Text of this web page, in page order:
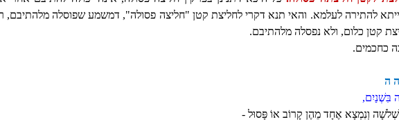
להתירה לעלמא. והאי תנא דקרי לחליצת קטן "חליצה פסולה", דמשמע שפוסלה מלהתיבם,
קטן כלום, ולא נפסלה מלהתיבם.
כחכמים.
ה
בִּשְׁנַיִם,
וְנִמְצָא אֶחָד מֵהֶן קָרוֹב אוֹ פָּסוּל -